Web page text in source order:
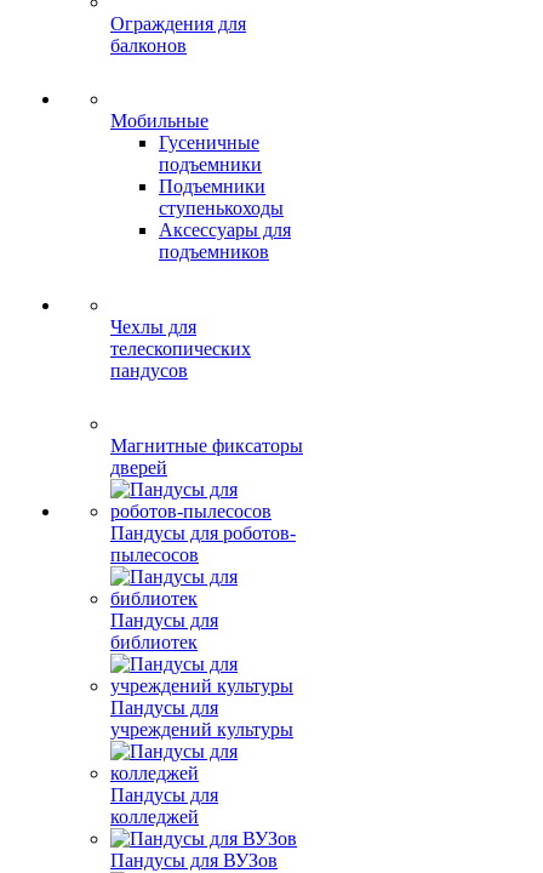
Ограждения для
балконов
Мобильные
Гусеничные
подъемники
Подъемники
ступенькоходы
Аксессуары для
подъемников
Чехлы для
телескопических
пандусов
Магнитные фиксаторы
дверей
Пандусы для роботов-
пылесосов
Пандусы для
библиотек
Пандусы для
учреждений культуры
Пандусы для
колледжей
Пандусы для ВУЗов